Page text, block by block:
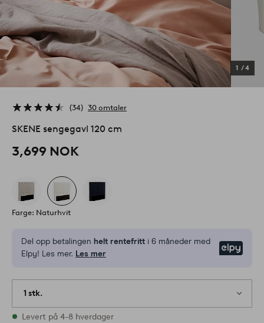
1 /4
34 30 omtaler
SKENE sengegavl 120 cm
3,699 NOK
Farge: Naturhvit
Del opp betalingen helt rentefritt i 6 måneder med
Elpy! Les mer. Les mer
1 stk.
På lager
Levert på 4-8 hverdager